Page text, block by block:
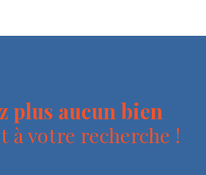
plus aucun bien
à votre recherche !